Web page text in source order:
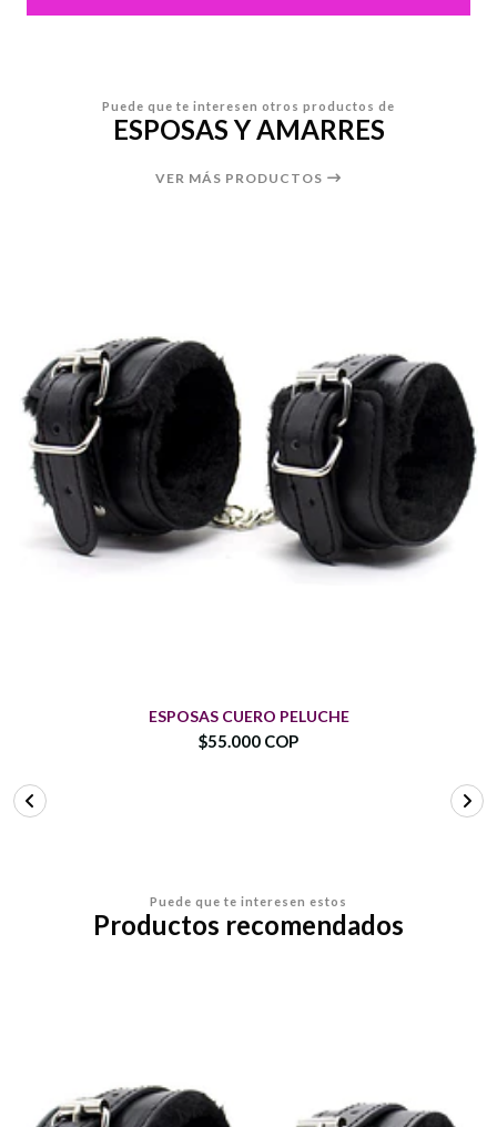
Puede que te interesen otros productos de
ESPOSAS Y AMARRES
VER MÁS PRODUCTOS
ESPOSAS CUERO PELUCHE
$55.000 COP
Puede que te interesen estos
Productos recomendados